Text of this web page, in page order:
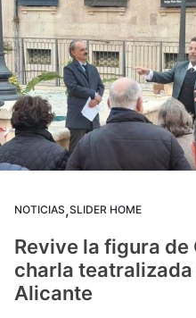
NOTICIAS,SLIDER HOME
Revive la figura de
charla
Alicante